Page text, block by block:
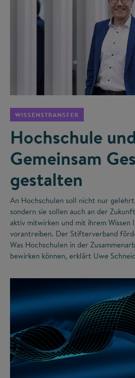
WISSENSTRANSFER
Hochschule
Gemeinsam
gestalten
An Hochschulen soll nicht nur
sondern sie sollen auch an der
aktiv mitwirken und mit ihrem Wissen
vorantreiben. Der Stifterverband
Was Hochschulen in der
bewirken können, erklärt Uwe